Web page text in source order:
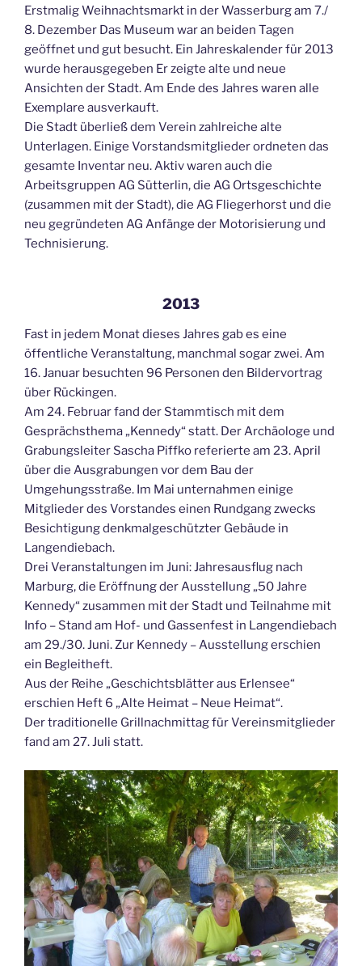
Erstmalig Weihnachtsmarkt in der Wasserburg am 7./
8. Dezember Das Museum war an beiden Tagen
geöffnet und gut besucht. Ein Jahreskalender für 2013
wurde herausgegeben Er zeigte alte und neue
Ansichten der Stadt. Am Ende des Jahres waren alle
Exemplare ausverkauft.
Die Stadt überließ dem Verein zahlreiche alte
Unterlagen. Einige Vorstandsmitglieder ordneten das
gesamte Inventar neu. Aktiv waren auch die
Arbeitsgruppen AG Sütterlin, die AG Ortsgeschichte
(zusammen mit der Stadt), die AG Fliegerhorst und die
neu gegründeten AG Anfänge der Motorisierung und
Technisierung.
2013
Fast in jedem Monat dieses Jahres gab es eine
öffentliche Veranstaltung, manchmal sogar zwei. Am
16. Januar besuchten 96 Personen den Bildervortrag
über Rückingen.
Am 24. Februar fand der Stammtisch mit dem
Gesprächsthema „Kennedy“ statt. Der Archäologe und
Grabungsleiter Sascha Piffko referierte am 23. April
über die Ausgrabungen vor dem Bau der
Umgehungsstraße. Im Mai unternahmen einige
Mitglieder des Vorstandes einen Rundgang zwecks
Besichtigung denkmalgeschützter Gebäude in
Langendiebach.
Drei Veranstaltungen im Juni: Jahresausflug nach
Marburg, die Eröffnung der Ausstellung „50 Jahre
Kennedy“ zusammen mit der Stadt und Teilnahme mit
Info – Stand am Hof- und Gassenfest in Langendiebach
am 29./30. Juni. Zur Kennedy – Ausstellung erschien
ein Begleitheft.
Aus der Reihe „Geschichtsblätter aus Erlensee“
erschien Heft 6 „Alte Heimat – Neue Heimat“.
Der traditionelle Grillnachmittag für Vereinsmitglieder
fand am 27. Juli statt.